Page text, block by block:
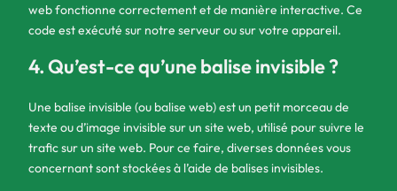
web fonctionne correctement et de manière interactive. Ce
code est exécuté sur notre serveur ou sur votre appareil.
4. Qu’est-ce qu’une balise invisible ?
Une balise invisible (ou balise web) est un petit morceau de
texte ou d’image invisible sur un site web, utilisé pour suivre le
trafic sur un site web. Pour ce faire, diverses données vous
concernant sont stockées à l’aide de balises invisibles.